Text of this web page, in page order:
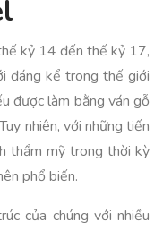
kỷ 14 đến thế kỷ 17,
đáng kể trong thế giới
được làm bằng ván gỗ
nhiên, với những tiến
thẩm mỹ trong thời kỳ
phổ biến.
của chúng với nhiều